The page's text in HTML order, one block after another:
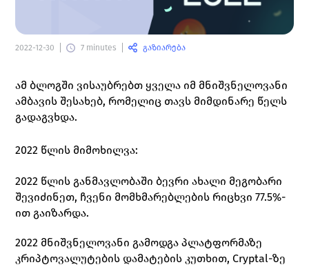
2022-12-30 7 minutes გაზიარება
ამ ბლოგში ვისაუბრებთ ყველა იმ მნიშვნელოვანი
ამბავის შესახებ, რომელიც თავს მიმდინარე წელს
გადაგვხდა.
2022 წლის მიმოხილვა:
2022 წლის განმავლობაში ბევრი ახალი მეგობარი
შევიძინეთ, ჩვენი მომხმარებლების რიცხვი 77.5%-
ით გაიზარდა.
2022 მნიშვნელოვანი გამოდგა პლატფორმაზე
კრიპტოვალუტების დამატების კუთხით, Cryptal-ზე